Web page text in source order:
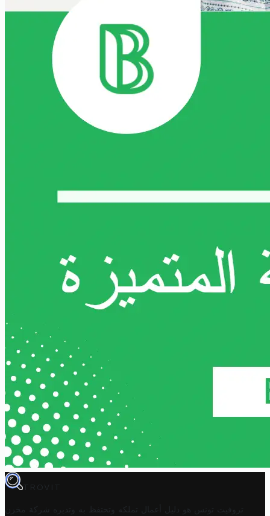
TROVIT
تروفيت تونس هو دليل أعمال تملكه وتحتفظ به وتديره
شركة مخزن